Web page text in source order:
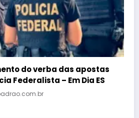
Alckmin porquê
presidente na fórmula com